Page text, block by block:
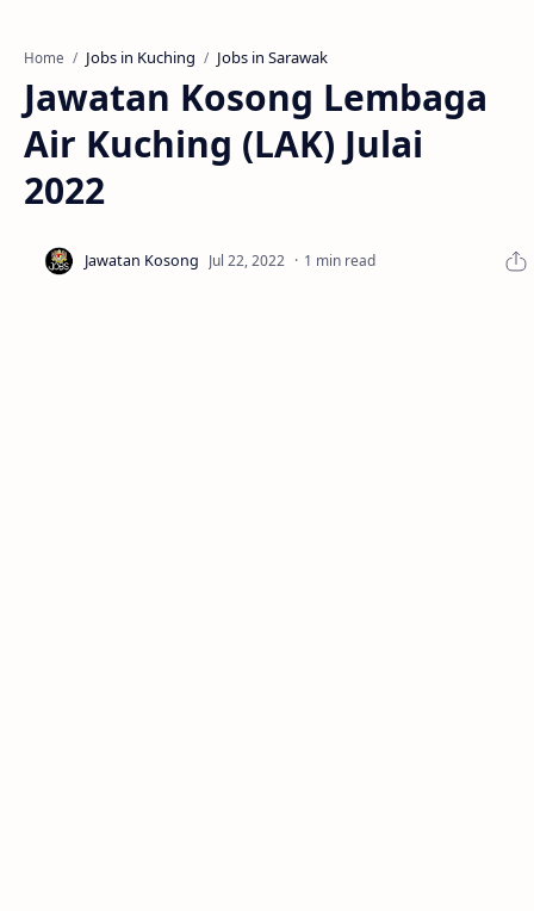
Home Jobs in Kuching Jobs in Sarawak
Jawatan Kosong Lembaga
Air Kuching (LAK) Julai
2022
1 min read